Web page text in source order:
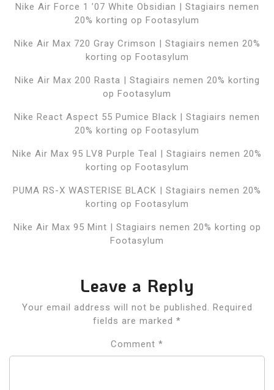
Nike Air Force 1 ’07 White Obsidian | Stagiairs nemen
20% korting op Footasylum
Nike Air Max 720 Gray Crimson | Stagiairs nemen 20%
korting op Footasylum
Nike Air Max 200 Rasta | Stagiairs nemen 20% korting
op Footasylum
Nike React Aspect 55 Pumice Black | Stagiairs nemen
20% korting op Footasylum
Nike Air Max 95 LV8 Purple Teal | Stagiairs nemen 20%
korting op Footasylum
PUMA RS-X WASTERISE BLACK | Stagiairs nemen 20%
korting op Footasylum
Nike Air Max 95 Mint | Stagiairs nemen 20% korting op
Footasylum
Leave a Reply
Your email address will not be published.
Required
fields are marked *
Comment *